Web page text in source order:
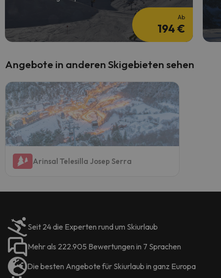
Ab
194 €
Angebote in anderen Skigebieten sehen
Arinsal Telesilla Josep Serra
Seit 24 die Experten rund um Skiurlaub
Mehr als 222.905 Bewertungen in 7 Sprachen
Die besten Angebote für Skiurlaub in ganz Europa